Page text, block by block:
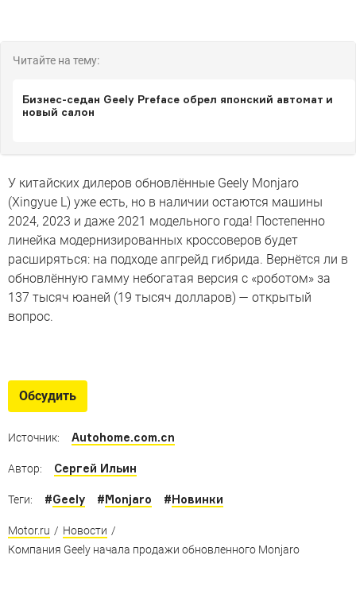
Читайте на тему:
Бизнес-седан Geely Preface обрел японский автомат и
новый салон
У китайских дилеров обновлённые Geely Monjaro
(Xingyue L) уже есть, но в наличии остаются машины
2024, 2023 и даже 2021 модельного года! Постепенно
линейка модернизированных кроссоверов будет
расширяться: на подходе апгрейд гибрида. Вернётся ли в
обновлённую гамму небогатая версия с «роботом» за
137 тысяч юаней (19 тысяч долларов) — открытый
вопрос.
Знакомые машины из КНР, которые приготовили для
Обсудить
Источник: Autohome.com.cn
Автор: Сергей Ильин
Теги: #Geely #Monjaro #Новинки
Motor.ru / Новости /
Компания Geely начала продажи обновленного Monjaro